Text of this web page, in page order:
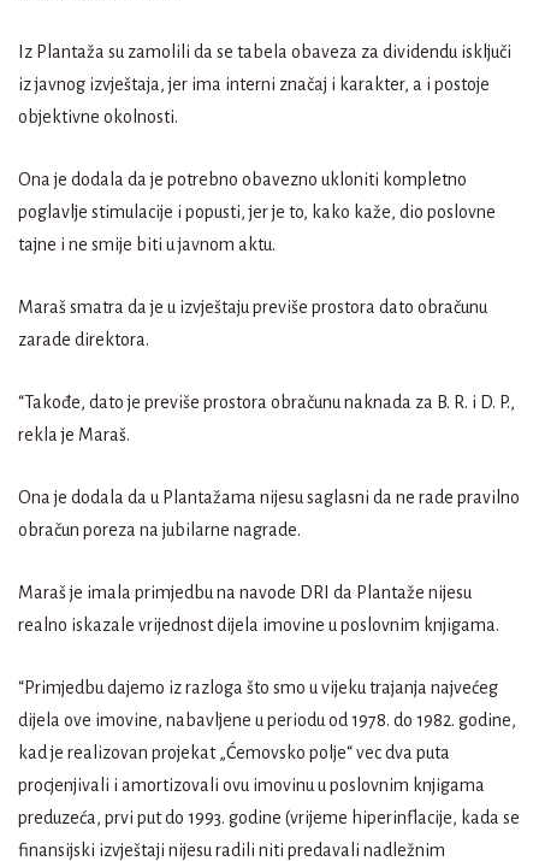
Iz Plantaža su zamolili da se tabela obaveza za dividendu isključi
iz javnog izvještaja, jer ima interni značaj i karakter, a i postoje
objektivne okolnosti.
Ona je dodala da je potrebno obavezno ukloniti kompletno
poglavlje stimulacije i popusti, jer je to, kako kaže, dio poslovne
tajne i ne smije biti u javnom aktu.
Maraš smatra da je u izvještaju previše prostora dato obračunu
zarade direktora.
“Takođe, dato je previše prostora obračunu naknada za B. R. i D. P.,
rekla je Maraš.
Ona je dodala da u Plantažama nijesu saglasni da ne rade pravilno
obračun poreza na jubilarne nagrade.
Maraš je imala primjedbu na navode DRI da Plantaže nijesu
realno iskazale vrijednost dijela imovine u poslovnim knjigama.
“Primjedbu dajemo iz razloga što smo u vijeku trajanja najvećeg
dijela ove imovine, nabavljene u periodu od 1978. do 1982. godine,
kad je realizovan projekat „Ćemovsko polje“ vec dva puta
procjenjivali i amortizovali ovu imovinu u poslovnim knjigama
preduzeća, prvi put do 1993. godine (vrijeme hiperinflacije, kada se
finansijski izvještaji nijesu radili niti predavali nadležnim